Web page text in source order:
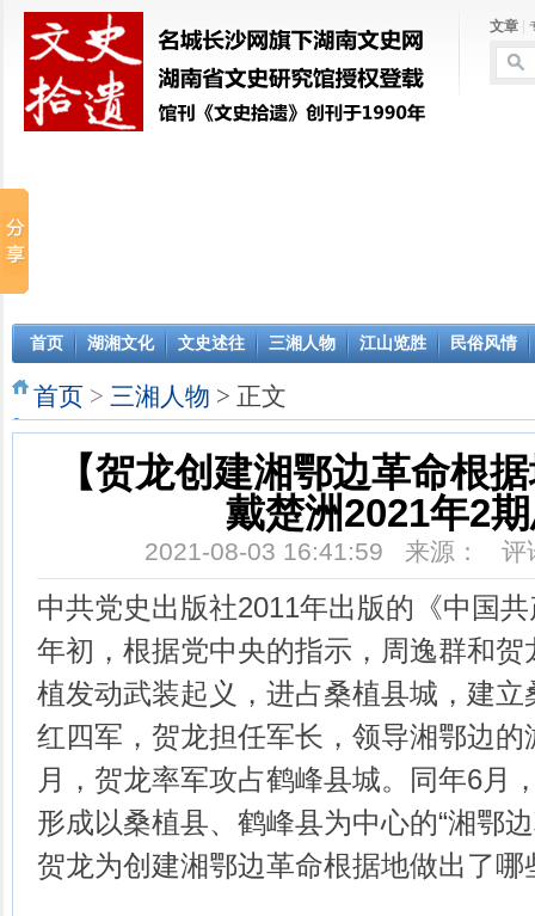
文章
首页 湖湘文化 文史述往 三湘人物 江山览胜 民俗风情
首页 > 三湘人物 > 正文
【贺龙创建湘鄂边革命根
戴楚洲2021年2
2021-08-03 16:41:59 来源： 评
中共党史出版社2011年出版的《中国
年初，根据党中央的指示，周逸群和
植发动武装起义，进占桑植县城，建
红四军，贺龙担任军长，领导湘鄂边的
月，贺龙率军攻占鹤峰县城。同年6月
形成以桑植县、鹤峰县为中心的“湘鄂
贺龙为创建湘鄂边革命根据地做出了哪